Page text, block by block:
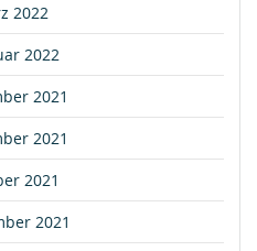
2022
2022
2021
2021
2021
2021